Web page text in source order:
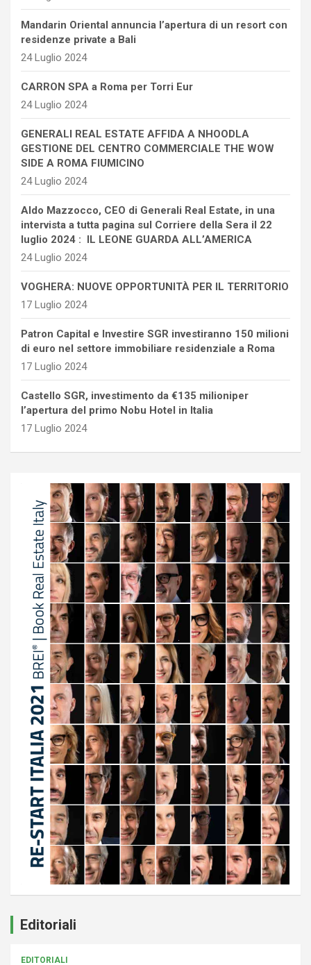
Mandarin Oriental annuncia l’apertura di un resort con
residenze private a Bali
24 Luglio 2024
CARRON SPA a Roma per Torri Eur
24 Luglio 2024
GENERALI REAL ESTATE AFFIDA A NHOODLA
GESTIONE DEL CENTRO COMMERCIALE THE WOW
SIDE A ROMA FIUMICINO
24 Luglio 2024
Aldo Mazzocco, CEO di Generali Real Estate, in una
intervista a tutta pagina sul Corriere della Sera il 22
luglio 2024 : IL LEONE GUARDA ALL’AMERICA
24 Luglio 2024
VOGHERA: NUOVE OPPORTUNITÀ PER IL TERRITORIO
17 Luglio 2024
Patron Capital e Investire SGR investiranno 150 milioni
di euro nel settore immobiliare residenziale a Roma
17 Luglio 2024
Castello SGR, investimento da €135 milioniper
l’apertura del primo Nobu Hotel in Italia
17 Luglio 2024
Editoriali
EDITORIALI